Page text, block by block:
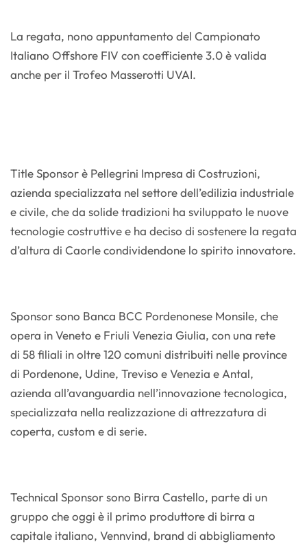
La regata, nono appuntamento del Campionato
Italiano Offshore FIV con coefficiente 3.0 è valida
anche per il Trofeo Masserotti UVAI.
Title Sponsor è Pellegrini Impresa di Costruzioni,
azienda specializzata nel settore dell’edilizia industriale
e civile, che da solide tradizioni ha sviluppato le nuove
tecnologie costruttive e ha deciso di sostenere la regata
d’altura di Caorle condividendone lo spirito innovatore.
Sponsor sono Banca BCC Pordenonese Monsile, che
opera in Veneto e Friuli Venezia Giulia, con una rete
di 58 filiali in oltre 120 comuni distribuiti nelle province
di Pordenone, Udine, Treviso e Venezia e Antal,
azienda all’avanguardia nell’innovazione tecnologica,
specializzata nella realizzazione di attrezzatura di
coperta, custom e di serie.
Technical Sponsor sono Birra Castello, parte di un
gruppo che oggi è il primo produttore di birra a
capitale italiano, Vennvind, brand di abbigliamento